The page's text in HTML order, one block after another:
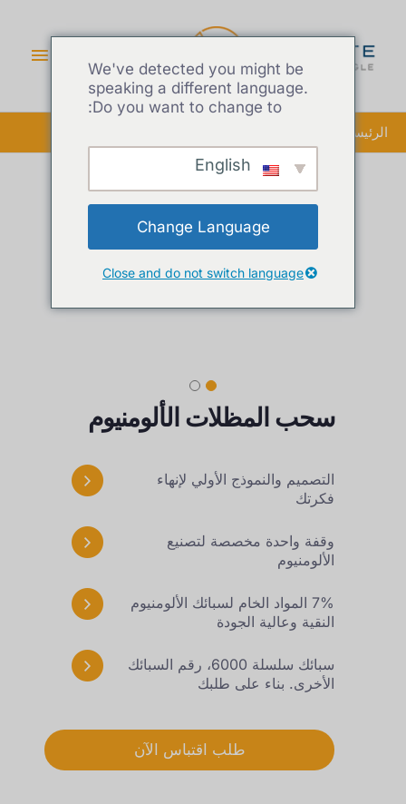
الرئيسية
سحب المظلات الألومنيوم
التصميم والنموذج الأولي لإنهاء
فكرتك
وقفة واحدة مخصصة لتصنيع
الألومنيوم
7% المواد الخام لسبائك الألومنيوم
النقية وعالية الجودة
سبائك سلسلة 6000، رقم السبائك
الأخرى. بناء على طلبك
طلب اقتباس الآن
We've detected you might be
speaking a different language.
Do you want to change to:
Change Language
Close and do not switch language